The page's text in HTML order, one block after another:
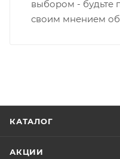
выбором - будьте
своим мнением
КАТАЛОГ
АКЦИИ